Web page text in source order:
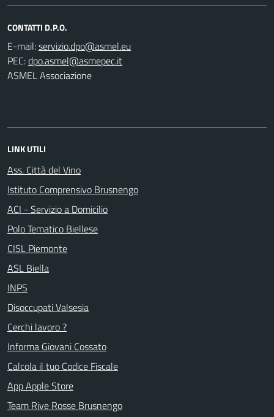
CONTATTI D.P.O.
E-mail:
PEC:
ASMEL Associazione
LINK UTILI
Ass. Città del Vino
Istituto Comprensivo Brusnengo
ACI - Servizio a Domicilio
Polo Tematico Biellese
CISL Piemonte
ASL Biella
INPS
Disoccupati Valsesia
Cerchi lavoro ?
Informa Giovani Cossato
Calcola il tuo Codice Fiscale
App Apple Store
Team Rive Rosse Brusnengo